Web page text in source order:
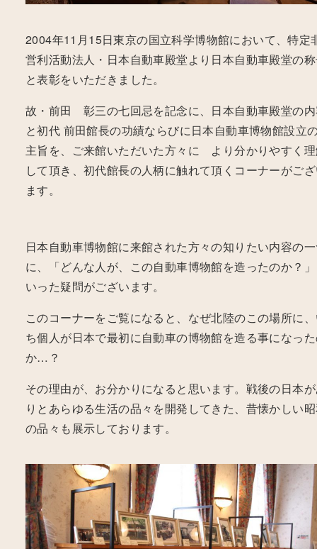
2004年11月15日東京の国立科学博物館において、特定
営利活動法人・日本自動車殿堂より日本自動車殿堂の
と表彰をいただきました。
故・前田 彰三の七回忌を記念に、日本自動車殿堂の
と初代 前田館長の功績ならびに日本自動車博物館設立
主旨を、ご来館いただいた方々に より分かりやすく
して頂き、初代館長の人柄に触れて頂くコーナーがご
ます。
日本自動車博物館に来館された方々の知りたい内容の
に、「どんな人が、この自動車博物館を造ったのか？
いった疑問がございます。
このコーナーをご覧になると、なぜ北陸のこの場所に
ち個人が日本で最初に自動車の博物館を造る事になっ
か…？
その理由が、お分かりになると思います。戦後の日本
りとあらゆる生活の品々を開発してきた、昔懐かしい
の品々も展示しております。